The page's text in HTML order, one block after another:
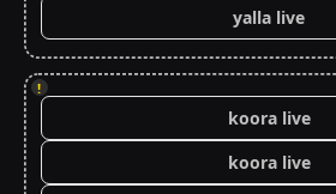
yalla live
!
koora live
koora live